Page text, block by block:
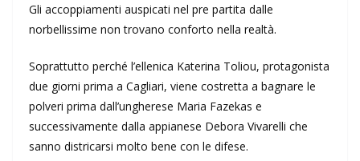
Gli accoppiamenti auspicati nel pre partita dalle
norbellissime non trovano conforto nella realtà.
Soprattutto perché l’ellenica Katerina Toliou, protagonista
due giorni prima a Cagliari, viene costretta a bagnare le
polveri prima dall’ungherese Maria Fazekas e
successivamente dalla appianese Debora Vivarelli che
sanno districarsi molto bene con le difese.